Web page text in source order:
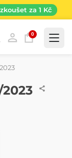
za 1 Kč
0